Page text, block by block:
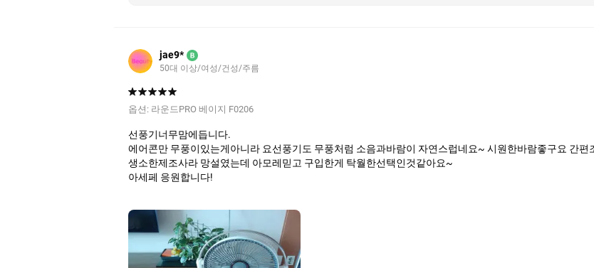
jae9* B
50대 이상/여성/건성/주름
옵션: 라운드PRO 베이지 F0206
선풍기너무맘에듭니다.
에어콘만 무풍이있는게아니라 요선풍기도 무풍처럼 소음과바람이 자연스럽네요~ 시원한바람좋구요 간편
생소한제조사라 망설였는데 아모레믿고 구입한게 탁월한선택인것같아요~
아세페 응원합니다!